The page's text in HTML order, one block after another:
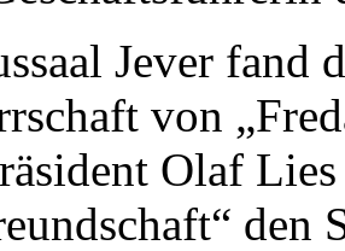
Jever fand
von
Olaf
den